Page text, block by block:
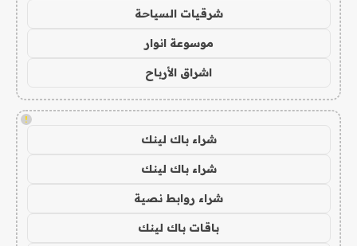
شرقيات السياحة
موسوعة انوار
اشراق الأرباح
!
شراء باك لينك
شراء باك لينك
شراء روابط نصية
باقات باك لينك